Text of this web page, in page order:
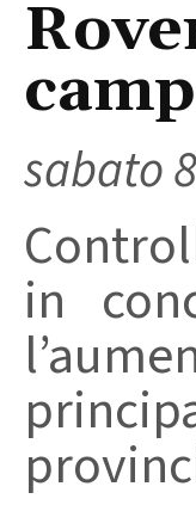
sabato
in